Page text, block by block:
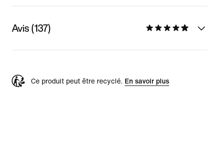
Avis (137)
Ce produit peut être recyclé. En savoir plus